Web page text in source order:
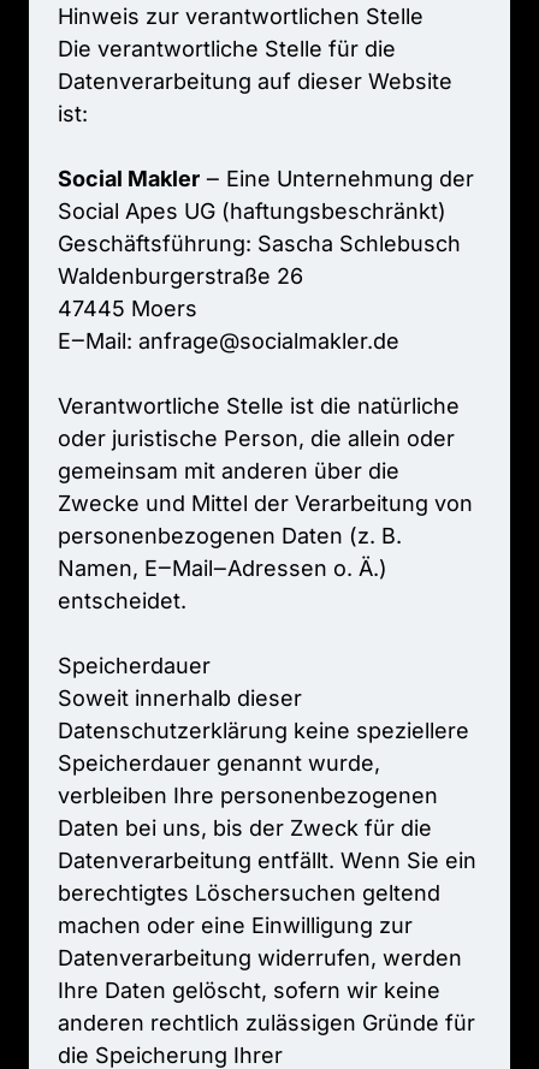
Hinweis zur verantwortlichen Stelle
Die verantwortliche Stelle für
Datenverarbeitung auf dieser
ist:
Social Makler ‒ Eine Unternehmung
Social Apes UG (haftungsbeschränkt)
Geschäftsführung: Sascha Schlebusch
Waldenburgerstraße 26
47445 Moers
E‒Mail: anfrage@socialmakler.de
Verantwortliche Stelle ist die
oder juristische Person, die allein
gemeinsam mit anderen über
Zwecke und Mittel der Verarbeitung
personenbezogenen Daten (z.
Namen, E‒Mail‒Adressen o.
entscheidet.
Speicherdauer
Soweit innerhalb
Datenschutzerklärung keine
Speicherdauer genannt
verbleiben Ihre
Daten bei uns, bis der Zweck für
Datenverarbeitung entfällt. Wenn Sie
berechtigtes Löschersuchen
machen oder eine Einwilligung
Datenverarbeitung widerrufen,
Ihre Daten gelöscht, sofern wir
anderen rechtlich zulässigen Gründe
die Speicherung